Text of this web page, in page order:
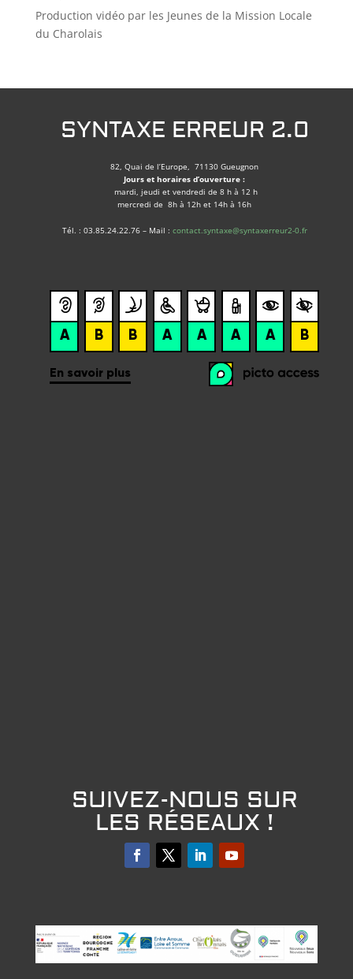
Production vidéo par les Jeunes de la Mission Locale
du Charolais
SYNTAXE ERREUR 2.0
82, Quai de l’Europe, 71130 Gueugnon
Jours et horaires d’ouverture :
mardi, jeudi et vendredi de 8 h à 12 h
mercredi de 8h à 12h et 14h à 16h
Tél. : 03.85.24.22.76 – Mail : contact.syntaxe@syntaxerreur2-0.fr
SUIVEZ-NOUS SUR
LES RÉSEAUX !